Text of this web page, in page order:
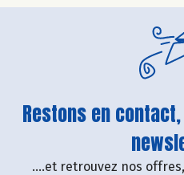
Restons en
....et retrouvez nos